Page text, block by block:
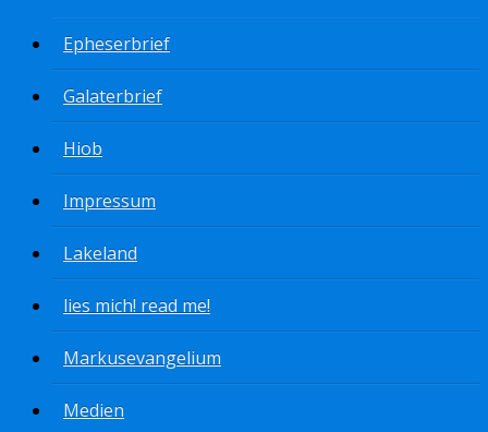
Epheserbrief
Galaterbrief
Hiob
Impressum
Lakeland
lies mich! read me!
Markusevangelium
Medien